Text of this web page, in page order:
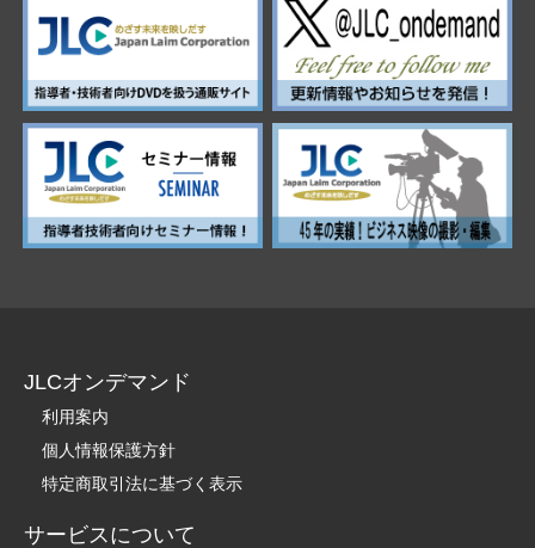
JLCオンデマンド
利用案内
個人情報保護方針
特定商取引法に基づく表示
サービスについて